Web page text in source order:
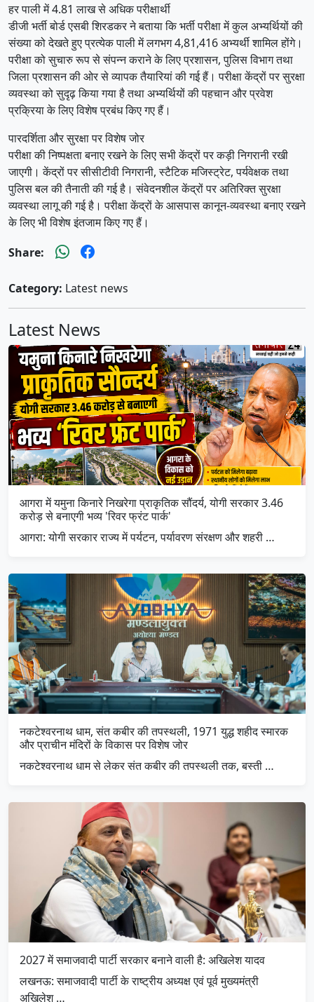
हर पाली में 4.81 लाख से अधिक परीक्षार्थी
डीजी भर्ती बोर्ड एसबी शिरडकर ने बताया कि भर्ती परीक्षा में कुल अभ्यर्थियों की
संख्या को देखते हुए प्रत्येक पाली में लगभग 4,81,416 अभ्यर्थी शामिल होंगे।
परीक्षा को सुचारु रूप से संपन्न कराने के लिए प्रशासन, पुलिस विभाग तथा
जिला प्रशासन की ओर से व्यापक तैयारियां की गई हैं। परीक्षा केंद्रों पर सुरक्षा
व्यवस्था को सुदृढ़ किया गया है तथा अभ्यर्थियों की पहचान और प्रवेश
प्रक्रिया के लिए विशेष प्रबंध किए गए हैं।
पारदर्शिता और सुरक्षा पर विशेष जोर
परीक्षा की निष्पक्षता बनाए रखने के लिए सभी केंद्रों पर कड़ी निगरानी रखी
जाएगी। केंद्रों पर सीसीटीवी निगरानी, स्टैटिक मजिस्ट्रेट, पर्यवेक्षक तथा
पुलिस बल की तैनाती की गई है। संवेदनशील केंद्रों पर अतिरिक्त सुरक्षा
व्यवस्था लागू की गई है। परीक्षा केंद्रों के आसपास कानून-व्यवस्था बनाए रखने
के लिए भी विशेष इंतजाम किए गए हैं।
Share:
Category: Latest news
Latest News
आगरा में यमुना किनारे निखरेगा प्राकृतिक सौंदर्य, योगी सरकार 3.46
करोड़ से बनाएगी भव्य 'रिवर फ्रंट पार्क'
आगरा: योगी सरकार राज्य में पर्यटन, पर्यावरण संरक्षण और शहरी …
नकटेश्वरनाथ धाम, संत कबीर की तपस्थली, 1971 युद्ध शहीद स्मारक
और प्राचीन मंदिरों के विकास पर विशेष जोर
नकटेश्वरनाथ धाम से लेकर संत कबीर की तपस्थली तक, बस्ती …
2027 में समाजवादी पार्टी सरकार बनाने वाली है: अखिलेश यादव
लखनऊ: समाजवादी पार्टी के राष्ट्रीय अध्यक्ष एवं पूर्व मुख्यमंत्री
अखिलेश …